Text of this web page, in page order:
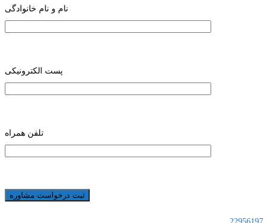
نام و نام خانوادگی
پست الکترونیکی
تلفن همراه